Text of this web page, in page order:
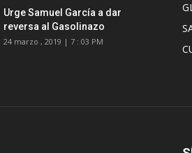
Urge Samuel García a dar
reversa al Gasolinazo
24 marzo , 2019 | 7 : 03 PM